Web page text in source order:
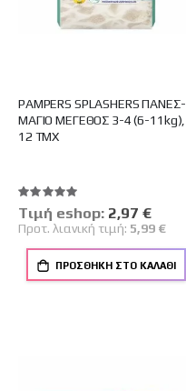
PAMPERS SPLASHERS ΠΑΝΕΣ-
ΜΑΓΙΟ ΜΕΓΕΘΟΣ 3-4 (6-11kg),
12 ΤΜΧ
Βαθμολογία:
100%
Tιμή eshop: Ειδική
Τιμή
2,97 €
Προτ. λιανική τιμή: 5,99 €
ΠΡΟΣΘΉΚΗ ΣΤΟ ΚΑΛΆΘΙ